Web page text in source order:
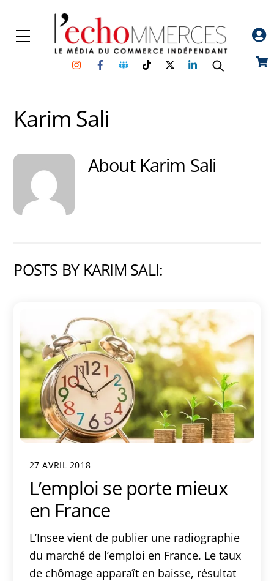
content
Menu
InstagramFacebookGroupe
Facebook
TikTokTwitterLinkedin
Karim Sali
About Karim Sali
POSTS BY KARIM SALI:
27 AVRIL 2018
L’emploi se porte mieux
en France
L’Insee vient de publier une radiographie
du marché de l’emploi en France. Le taux
de chômage apparaît en baisse, résultat